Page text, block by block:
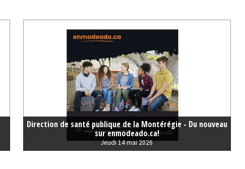
Direction de santé publique de la Montérégie - Du nouveau
sur enmodeado.ca!
Jeudi 14 mai 2026